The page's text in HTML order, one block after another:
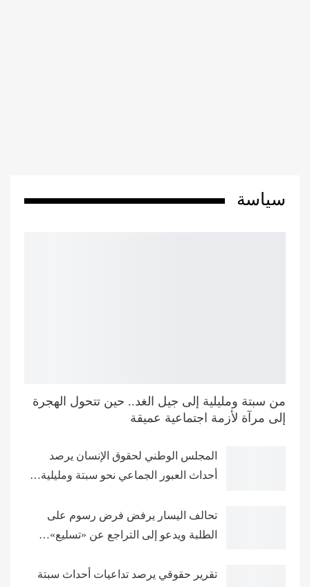
سياسة
من سبتة ومليلية إلى جيل الغد.. حين تتحول الهجرة
إلى مرآة لأزمة اجتماعية عميقة
المجلس الوطني لحقوق الإنسان يرصد
أحداث العبور الجماعي نحو سبتة ومليلية…
تحالف اليسار يرفض فرض رسوم على
الطلبة ويدعو إلى التراجع عن «تسليع»…
تقرير حقوقي يرصد تداعيات أحداث سبتة